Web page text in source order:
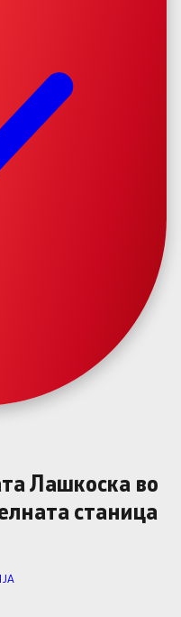
Лашкоска во
станица